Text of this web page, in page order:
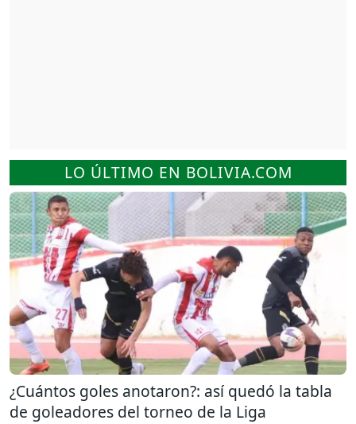
LO ÚLTIMO EN BOLIVIA.COM
¿Cuántos goles anotaron?: así quedó la tabla
de goleadores del torneo de la Liga